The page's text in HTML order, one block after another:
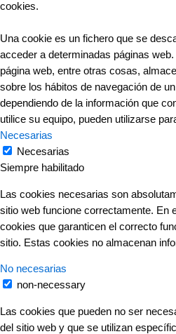
cookies.
Una cookie es un fichero que se
acceder a determinadas páginas
página web, entre otras cosas,
sobre los hábitos de navegación de
dependiendo de la información que
utilice su equipo, pueden utilizarse
Necesarias
Necesarias
Siempre habilitado
Las cookies necesarias son
sitio web funcione correctamente. En
cookies que garanticen el correcto
sitio. Estas cookies no almacenan
No necesarias
non-necessary
Las cookies que pueden no ser
del sitio web y que se utilizan